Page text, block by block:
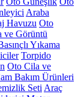
Araba
Havuzu Oto
ve Görüntü
Yıkama
Torpido
Oto Cila ve
Bakım Ürünleri
Seti Araç